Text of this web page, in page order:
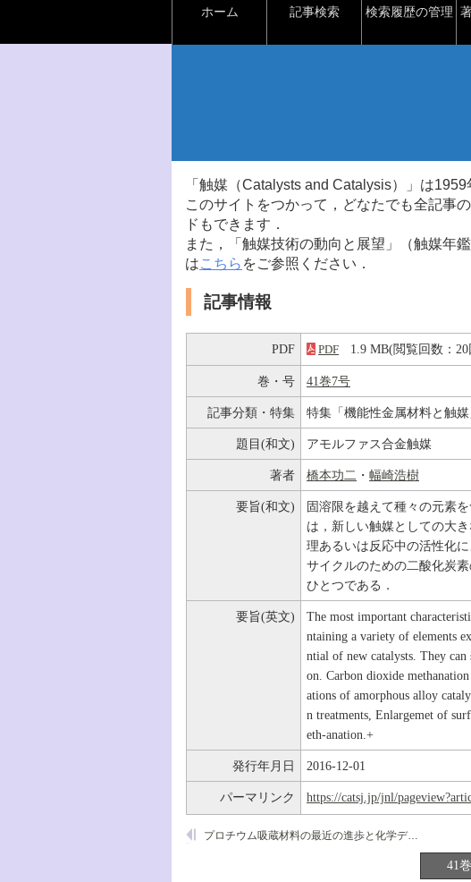
ホーム 記事検索 検索履歴の管理
「触媒（Catalysts and Catalysis）」は
このサイトをつかって，どなたでも全記事
ドもできます．
また，「触媒技術の動向と展望」（触媒年
はこちら をご参照ください．
記事情報
PDF PDF 1.9 MB(閲覧回数：20
巻・号 41巻7号
記事分類・特集 特集「機能性金属材料と触
題目(和文) アモルファス合金触媒
著者 橋本功二 ・ 幅崎浩樹
要旨(和文)
固溶限を越えて種々の元素
は，新しい触媒としての大
理あるいは反応中の活性化
サイクルのための二酸化炭
ひとつである．
要旨(英文)
The most important
ntaining a variety of elements
ntial of new catalysts. They
on. Carbon dioxide
ations of amorphous alloy
n treatments, Enlargemet of
eth-anation.+
発行年月日 2016-12-01
パーマリンク https://catsj.jp/jnl/
プロチウム吸蔵材料の最近の進歩と化学デバイスへの応用
41